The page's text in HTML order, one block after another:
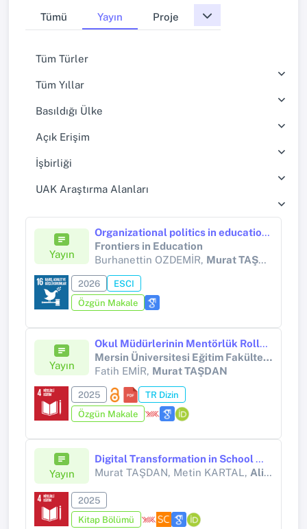
Tümü Yayın Proje
Tüm Türler
Tüm Yıllar
Basıldığı Ülke
Açık Erişim
İşbirliği
UAK Araştırma Alanları
Yayın
Organizational politics in educational settings: implications for teacher satisfaction and citizenship behaviors
Frontiers in Education
Burhanettin OZDEMİR, Murat TAŞDAN
2026
ESCI
Özgün Makale
Yayın
Okul Müdürlerinin Mentörlük Rolleri ve Öğretmenlerin İş Doyum Düzeyleri Arasındaki İlişki*
Mersin Üniversitesi Eğitim Fakültesi Dergisi
Fatih EMİR, Murat TAŞDAN
2025
TR Dizin
Özgün Makale
Yayın
Digital Transformation in School Management: Insights From Administrators' Perspectives
Murat TAŞDAN, Metin KARTAL, Ali İBRAHİM CAN GÖZÜM
2025
Kitap Bölümü